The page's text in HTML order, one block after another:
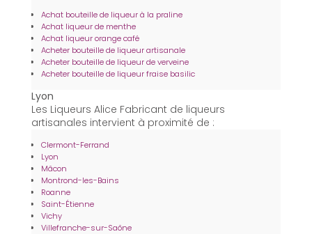
Achat bouteille de liqueur à la praline
Achat liqueur de menthe
Achat liqueur orange café
Acheter bouteille de liqueur artisanale
Acheter bouteille de liqueur de verveine
Acheter bouteille de liqueur fraise basilic
Lyon
Les Liqueurs Alice Fabricant de liqueurs
artisanales intervient à proximité de :
Clermont-Ferrand
Lyon
Mâcon
Montrond-les-Bains
Roanne
Saint-Étienne
Vichy
Villefranche-sur-Saône